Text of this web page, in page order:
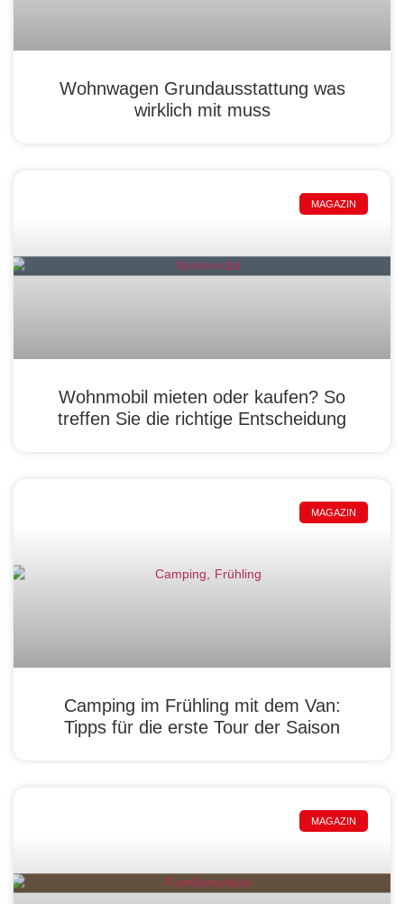
Wohnwagen Grundausstattung was
wirklich mit muss
MAGAZIN
Wohnmobil mieten oder kaufen? So
treffen Sie die richtige Entscheidung
MAGAZIN
Camping im Frühling mit dem Van:
Tipps für die erste Tour der Saison
MAGAZIN